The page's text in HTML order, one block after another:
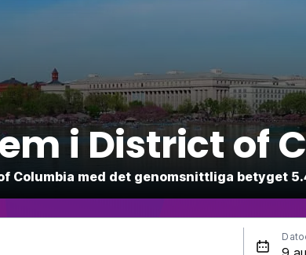
i District of
Columbia med det genomsnittliga betyget